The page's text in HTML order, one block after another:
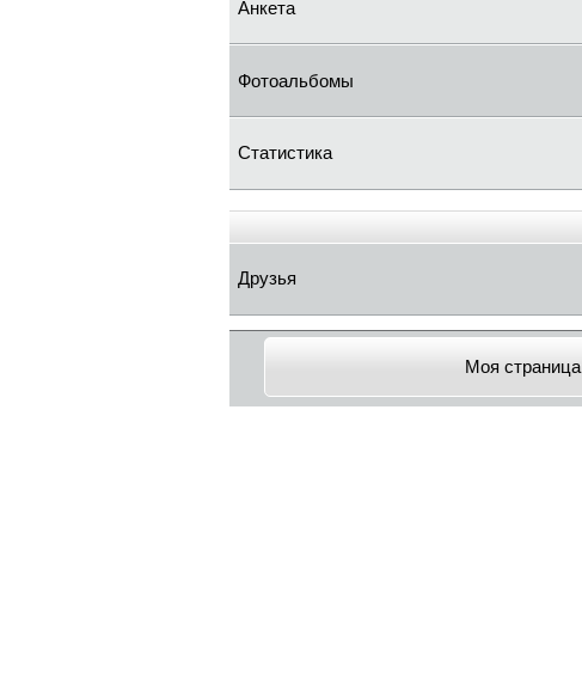
Анкета
Фотоальбомы
Статистика
Друзья
Моя страница